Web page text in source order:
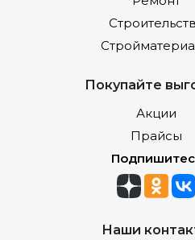
Покупайте
Акции
Прайсы
Наши